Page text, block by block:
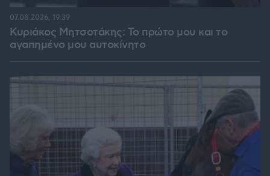
Κυριάκος Μητσοτάκης: Το πρώτο μου και το
αγαπημένο μου αυτοκίνητο
07.08.2026, 19:39